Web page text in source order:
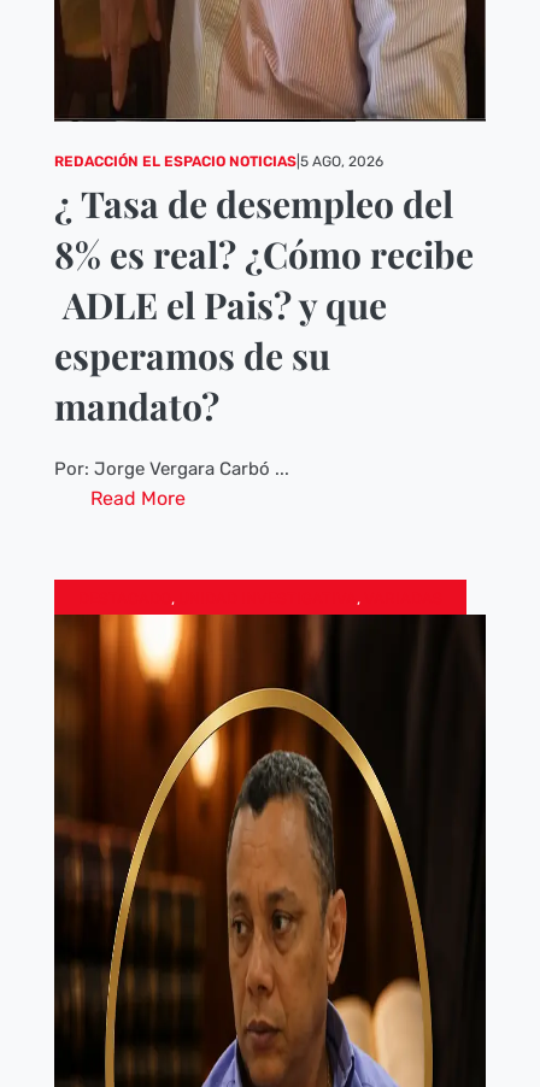
REDACCIÓN EL ESPACIO NOTICIAS| 5 AGO, 2026
¿ Tasa de desempleo del
8% es real? ¿Cómo recibe
ADLE el Pais? y que
esperamos de su
mandato?
Por: Jorge Vergara Carbó ...
Read More
, ,